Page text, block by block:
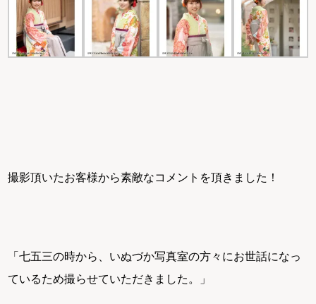
撮影頂いたお客様から素敵なコメントを頂きました！
「七五三の時から、いぬづか写真室の方々にお世話になっ
ているため撮らせていただきました。」